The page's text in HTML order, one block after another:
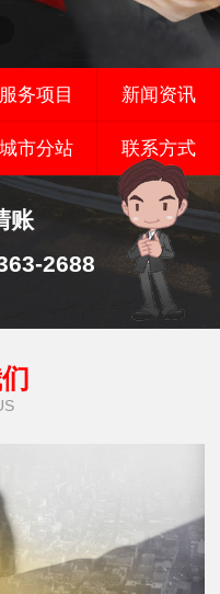
服务项目 新闻资讯
城市分站 联系方式
账
2688